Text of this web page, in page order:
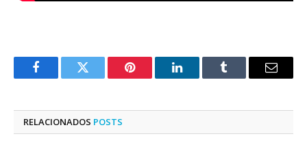
FacebookTwitter Pinterest LinkedInTumblr
E-
RELACIONADOS POSTS